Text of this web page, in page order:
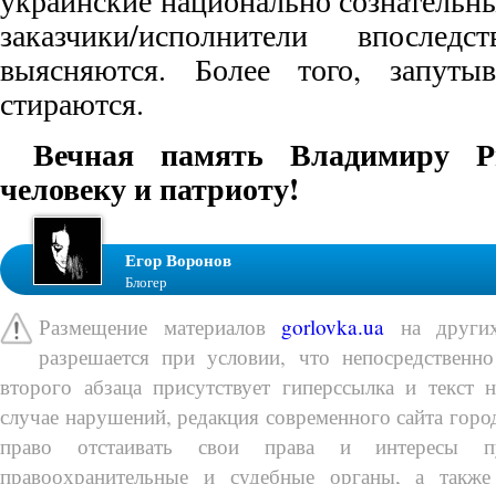
заказчики/исполнители
выясняются. Более того,
стираются.
Вечная память Владимиру
человеку и патриоту!
Егор Воронов
Блогер
Размещение материалов gorlovka.ua на
разрешается при условии, что
второго абзаца присутствует гиперссылка и
случае нарушений, редакция современного сайта
право отстаивать свои права и интересы
правоохранительные и судебные органы, а